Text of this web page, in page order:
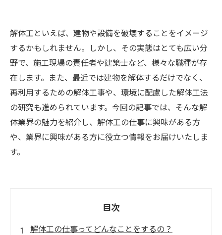
解体工といえば、建物や設備を破壊することをイメージ
するかもしれません。しかし、その実態はとても広い分
野で、施工現場の責任者や建築士など、様々な職種が存
在します。また、最近では建物を解体するだけでなく、
再利用するための解体工事や、環境に配慮した解体工法
の研究も進められています。今回の記事では、そんな解
体業界の魅力を紹介し、解体工の仕事に興味がある方
や、業界に興味がある方に役立つ情報をお届けいたしま
す。
目次
解体工の仕事ってどんなことをするの？